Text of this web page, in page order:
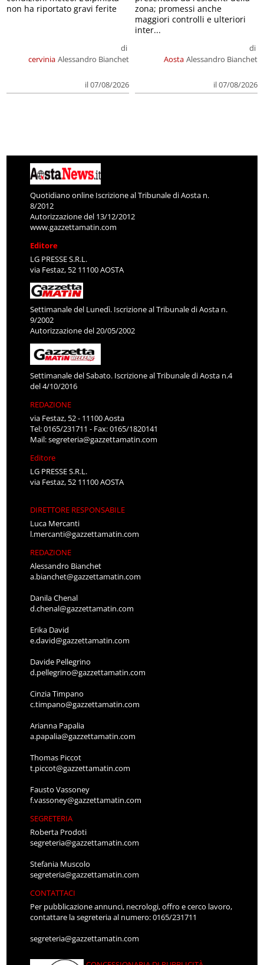
cervinia
di
Alessandro Bianchet
il 07/08/2026
non ha riportato gravi ferite
Aosta
di
Alessandro Bianchet
il 07/08/2026
zona; promessi anche
maggiori controlli e ulteriori
inter...
Quotidiano online Iscrizione al Tribunale di Aosta n.
8/2012
Autorizzazione del 13/12/2012
www.gazzettamatin.com
Editore
LG PRESSE S.R.L.
via Festaz, 52 11100 AOSTA
Settimanale del Lunedì. Iscrizione al Tribunale di Aosta n.
9/2002
Autorizzazione del 20/05/2002
Settimanale del Sabato. Iscrizione al Tribunale di Aosta n.4
del 4/10/2016
REDAZIONE
via Festaz, 52 - 11100 Aosta
Tel: 0165/231711 - Fax: 0165/1820141
Mail:segreteria@gazzettamatin.com
Editore
LG PRESSE S.R.L.
via Festaz, 52 11100 AOSTA
DIRETTORE RESPONSABILE
Luca Mercanti
l.mercanti@gazzettamatin.com
REDAZIONE
Alessandro Bianchet
a.bianchet@gazzettamatin.com
Danila Chenal
d.chenal@gazzettamatin.com
Erika David
e.david@gazzettamatin.com
Davide Pellegrino
d.pellegrino@gazzettamatin.com
Cinzia Timpano
c.timpano@gazzettamatin.com
Arianna Papalia
a.papalia@gazzettamatin.com
Thomas Piccot
t.piccot@gazzettamatin.com
Fausto Vassoney
f.vassoney@gazzettamatin.com
SEGRETERIA
Roberta Prodoti
segreteria@gazzettamatin.com
Stefania Muscolo
segreteria@gazzettamatin.com
CONTATTACI
Per pubblicazione annunci, necrologi, offro e cerco lavoro,
contattare la segreteria al numero: 0165/231711
segreteria@gazzettamatin.com